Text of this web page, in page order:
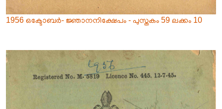
1956 ഒക്ടോബർ- ജ്ഞാനനിക്ഷേപം - പുസ്തകം 59 ലക്കം 10